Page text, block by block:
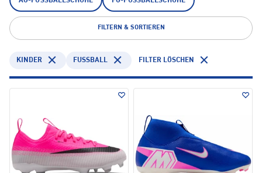
FILTERN & SORTIEREN
KINDER FUSSBALL FILTER LÖSCHEN